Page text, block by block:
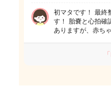
初マタです！ 最終
す！ 胎嚢と心拍確
ありますが、赤ち